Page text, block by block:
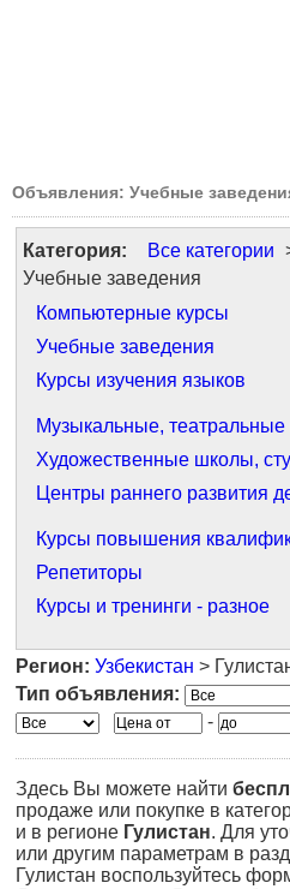
Объявления: Учебные
Категория: Все категории
Учебные заведения
Компьютерные курсы
Учебные заведения
Курсы изучения языков
Музыкальные,
Художественные школы,
Центры раннего развития
Курсы повышения
Репетиторы
Курсы и тренинги - разное
Регион: Узбекистан >
Тип объявления:
-
Здесь Вы можете найти
продаже или покупке в
и в регионе Гулистан. Для
или другим параметрам в
Гулистан воспользуйтесь